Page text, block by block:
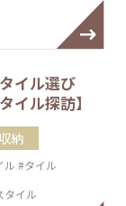
イル選び
イル探訪】
納
ル #タイル
タイル